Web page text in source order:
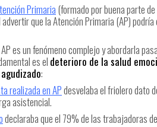
Primaria (formado por buena parte
que la Atención Primaria (AP)
es un fenómeno complejo y abordarla
es el deterioro de la salud
:
realizada en APdesvelaba el friolero dato
asistencial.
declaraba que el 79% de las trabajadoras